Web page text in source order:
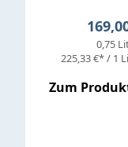
0,75
225,33 €* / 1
Zum